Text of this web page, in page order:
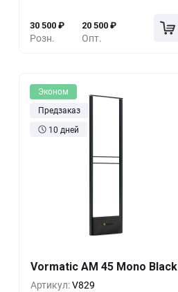
Розн.
30 500 ₽
Опт.
20 500 ₽
Эконом
Предзаказ
10 дней
Vormatic AM 45 Mono Black
Артикул:V829
1+ 0%